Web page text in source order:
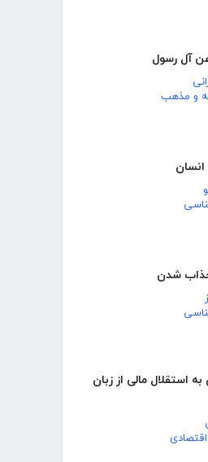
آل رسول
و مذهب
انسان
شدن
استقلال مالی از زبان